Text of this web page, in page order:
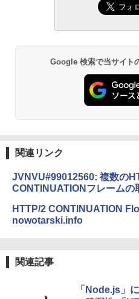
￥1,292
方 マニュ
にも
めのAIコ
￥99
ズ (はぴ
Kindle
ション
ブラック
￥27,980
Amazon
Amazon
イ、色調
New
Google 検索で当サイト
関連リンク
JVNVU#99012560: 複数の
CONTINUATIONフレームの
HTTP/2 CONTINUATION
nowotarski.info
関連記事
「Node.js」